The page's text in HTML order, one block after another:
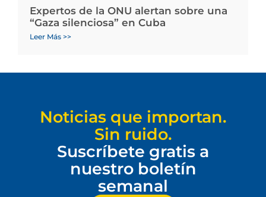
Expertos de la ONU alertan sobre una
“Gaza silenciosa” en Cuba
Leer Más >>
Noticias que importan.
Sin ruido.
Suscríbete gratis a
nuestro boletín
semanal